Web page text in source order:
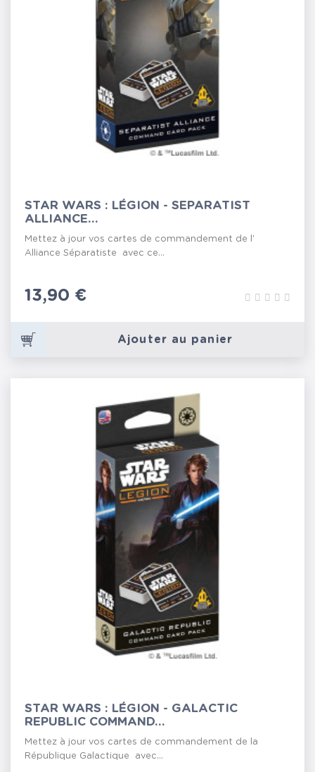
STAR WARS : LÉGION - SEPARATIST
ALLIANCE...
Mettez à jour vos cartes de commandement de l'
Alliance Séparatiste avec ce...
Prix
13,90 €
Ajouter au panier
STAR WARS : LÉGION - GALACTIC
REPUBLIC COMMAND...
Mettez à jour vos cartes de commandement de la
République Galactique avec...